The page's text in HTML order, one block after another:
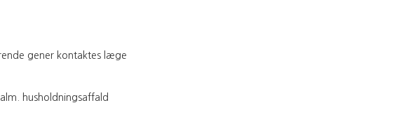
gener kontaktes læge
husholdningsaffald